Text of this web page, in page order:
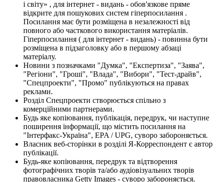
і світу» , для інтернет - видань - обов'язкове пряме
відкрите для пошукових систем гіперпосилання .
Посилання має бути розміщена в незалежності від
повного або часткового використання матеріалів.
Гіперпосилання ( для інтернет - видань) - повинна бути
розміщена в підзаголовку або в першому абзаці
матеріалу.
Новини з позначками "Думка", "Експертиза", "Заява",
"Регіони", "Гроші", "Влада", "Вибори", "Тест-драйв",
"Спецпроекти", "Промо" публікуються на правах
реклами.
Розділ Спецпроекти створюється спільно з
комерційними партнерами.
Будь яке копіювання, публікація, передрук, чи наступне
поширення інформації, що містить посилання на
"Інтерфакс-Україна", EPA / UPG, суворо забороняється.
Власник веб-сторінки в розділі Я-Корреспондент є автор
публікації.
Будь-яке копіювання, передрук та відтворення
фотографічних творів та/або аудіовізуальних творів
правовласника Getty Images - суворо забороняється.